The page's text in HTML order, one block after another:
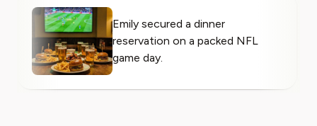
Emily secured a dinner
reservation on a packed NFL
game day.